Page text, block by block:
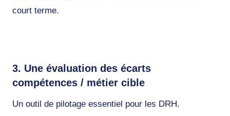
court terme.
3. Une évaluation des écarts
compétences / métier cible
Un outil de pilotage essentiel pour les DRH.